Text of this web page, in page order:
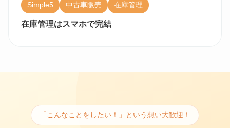
Simple5 中古車販売 在庫管理
在庫管理はスマホで完結
「こんなことをしたい！」という想い大歓迎！